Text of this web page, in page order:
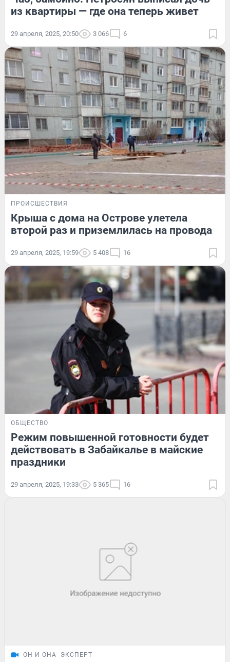
из квартиры — где она теперь живет
29 апреля, 2025, 20:50 3 066 6
ПРОИСШЕСТВИЯ
Крыша с дома на Острове улетела
второй раз и приземлилась на провода
29 апреля, 2025, 19:59 5 408 16
ОБЩЕСТВО
Режим повышенной готовности будет
действовать в Забайкалье в майские
праздники
29 апреля, 2025, 19:33 5 365 16
ОН И ОНА ЭКСПЕРТ